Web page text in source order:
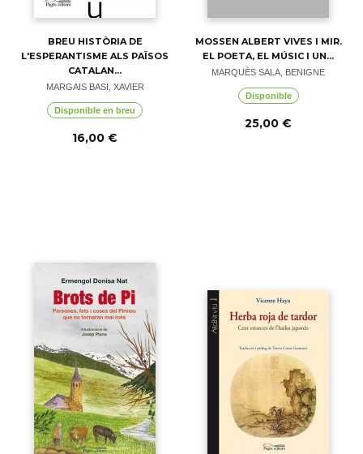
BREU HISTÒRIA DE
L'ESPERANTISME ALS PAÏSOS
CATALAN...
MARGAIS BASI, XAVIER
Disponible en breu
16,00 €
MOSSEN ALBERT VIVES I MIR.
EL POETA, EL MÚSIC I UN...
MARQUÈS SALA, BENIGNE
Disponible
25,00 €